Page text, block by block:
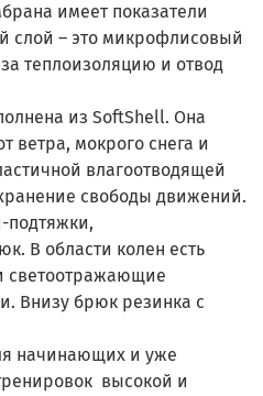
имеет показатели
слой – это микрофлисовый
теплоизоляцию и отвод
из SoftShell. Она
ветра, мокрого снега и
влагоотводящей
свободы движений.
подтяжки,
В области колен есть
светоотражающие
Внизу брюк резинка с
начинающих и уже
высокой и